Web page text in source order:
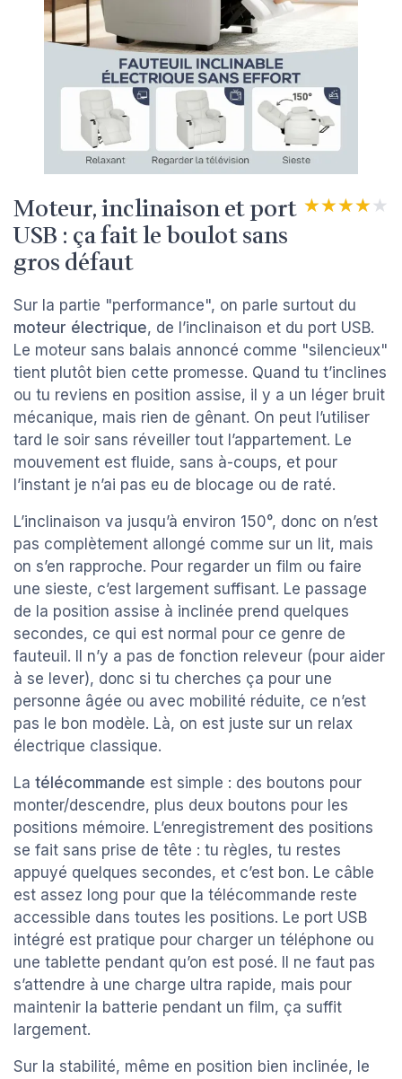
Moteur, inclinaison et port
USB : ça fait le boulot sans
gros défaut
★★★★★
★★★★★
Sur la partie "performance", on parle surtout du
moteur électrique, de l’inclinaison et du port USB.
Le moteur sans balais annoncé comme "silencieux"
tient plutôt bien cette promesse. Quand tu t’inclines
ou tu reviens en position assise, il y a un léger bruit
mécanique, mais rien de gênant. On peut l’utiliser
tard le soir sans réveiller tout l’appartement. Le
mouvement est fluide, sans à-coups, et pour
l’instant je n’ai pas eu de blocage ou de raté.
L’inclinaison va jusqu’à environ 150°, donc on n’est
pas complètement allongé comme sur un lit, mais
on s’en rapproche. Pour regarder un film ou faire
une sieste, c’est largement suffisant. Le passage
de la position assise à inclinée prend quelques
secondes, ce qui est normal pour ce genre de
fauteuil. Il n’y a pas de fonction releveur (pour aider
à se lever), donc si tu cherches ça pour une
personne âgée ou avec mobilité réduite, ce n’est
pas le bon modèle. Là, on est juste sur un relax
électrique classique.
La télécommande est simple : des boutons pour
monter/descendre, plus deux boutons pour les
positions mémoire. L’enregistrement des positions
se fait sans prise de tête : tu règles, tu restes
appuyé quelques secondes, et c’est bon. Le câble
est assez long pour que la télécommande reste
accessible dans toutes les positions. Le port USB
intégré est pratique pour charger un téléphone ou
une tablette pendant qu’on est posé. Il ne faut pas
s’attendre à une charge ultra rapide, mais pour
maintenir la batterie pendant un film, ça suffit
largement.
Sur la stabilité, même en position bien inclinée, le